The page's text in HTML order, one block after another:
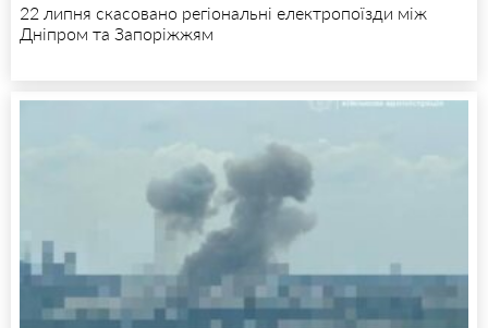
22 липня скасовано регіональні електропоїзди між
Дніпром та Запоріжжям